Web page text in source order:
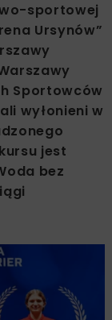
sportowej
Ursynów”
Sportowców
wyłonieni w
jest
bez